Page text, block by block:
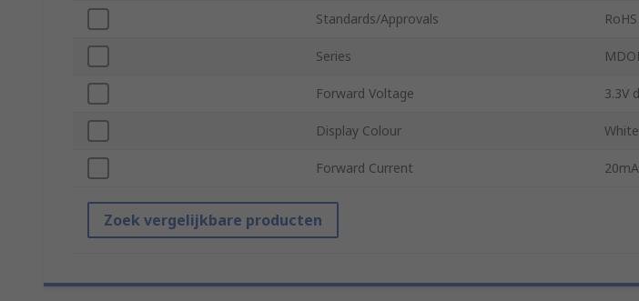
Standards/Approvals RoHS
Series
Forward Voltage 3.3V
Display Colour White
Forward Current 20mA
Zoek vergelijkbare producten